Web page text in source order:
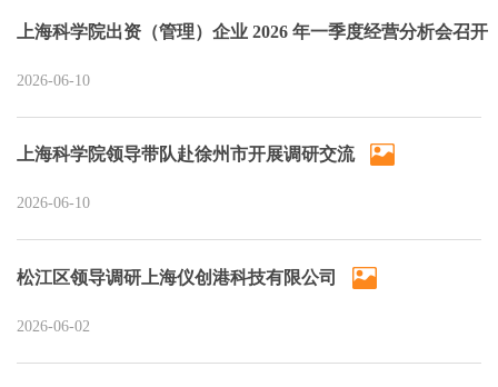
上海科学院出资（管理）企业 2026 年一季度经营分析会召开
2026-06-10
上海科学院领导带队赴徐州市开展调研交流
2026-06-10
松江区领导调研上海仪创港科技有限公司
2026-06-02